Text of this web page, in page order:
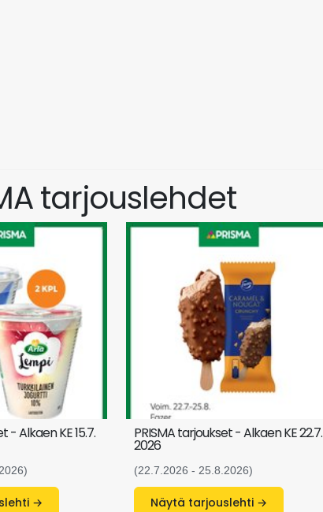
tarjouslehdet
- Alkaen KE 15.7.
Näytä tarjouslehti →
PRISMA tarjoukset - Alkaen KE 22.7.
2026
(22.7.2026 - 25.8.2026)
Näytä tarjouslehti →